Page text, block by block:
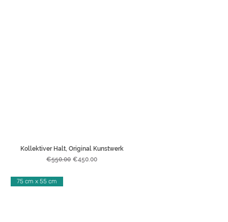
Kollektiver Halt, Original Kunstwerk
Regular Price
€550.00 Sale Price
€450.00
75 cm x 55 cm